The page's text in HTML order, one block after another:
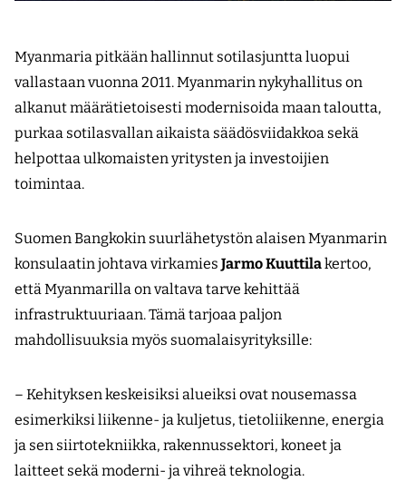
Myanmaria pitkään hallinnut sotilasjuntta luopui
vallastaan vuonna 2011. Myanmarin nykyhallitus on
alkanut määrätietoisesti modernisoida maan taloutta,
purkaa sotilasvallan aikaista säädösviidakkoa sekä
helpottaa ulkomaisten yritysten ja investoijien
toimintaa.
Suomen Bangkokin suurlähetystön alaisen Myanmarin
konsulaatin johtava virkamies Jarmo Kuuttilakertoo,
että Myanmarilla on valtava tarve kehittää
infrastruktuuriaan. Tämä tarjoaa paljon
mahdollisuuksia myös suomalaisyrityksille:
– Kehityksen keskeisiksi alueiksi ovat nousemassa
esimerkiksi liikenne- ja kuljetus, tietoliikenne, energia
ja sen siirtotekniikka, rakennussektori, koneet ja
laitteet sekä moderni- ja vihreä teknologia.